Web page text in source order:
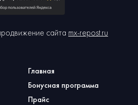
Главная
Бонусная программа
Прайс
сайта mx-repost.ru